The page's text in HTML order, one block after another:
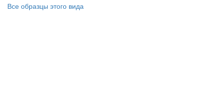
Все образцы этого вида